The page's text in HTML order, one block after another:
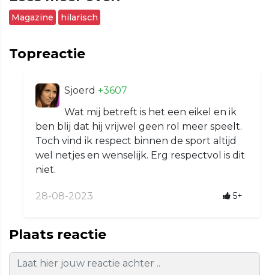
Magazine hilarisch
Topreactie
Sjoerd +3607
Wat mij betreft is het een eikel en ik
ben blij dat hij vrijwel geen rol meer speelt.
Toch vind ik respect binnen de sport altijd
wel netjes en wenselijk. Erg respectvol is dit
niet.
28-08-2023 5+
Plaats reactie